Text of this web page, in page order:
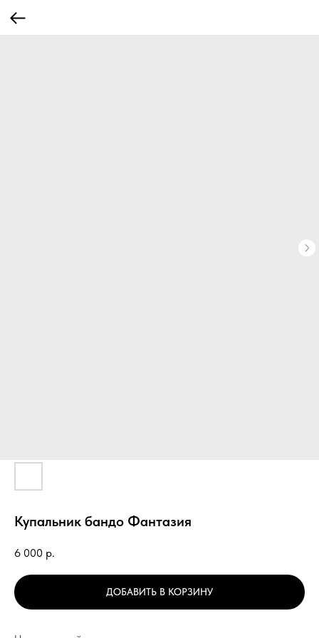
Купальник бандо Фантазия
6 000 р.
ДОБАВИТЬ В КОРЗИНУ